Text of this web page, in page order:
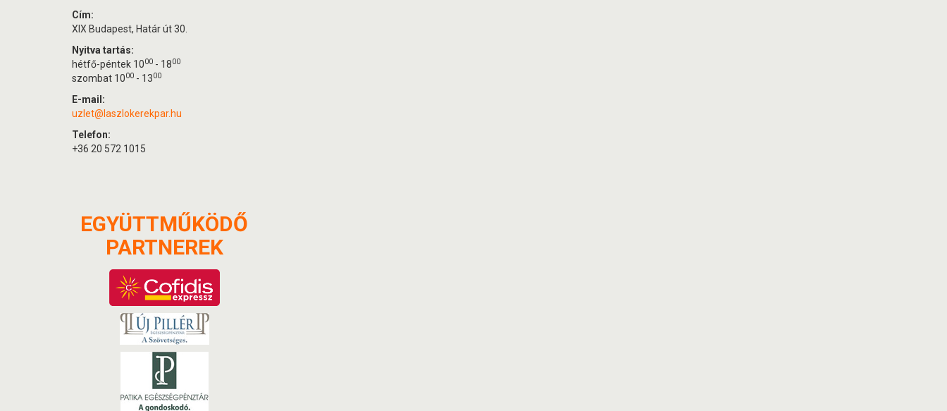
Cím:
XIX Budapest, Határ út 30.
Nyitva tartás:
hétfő-péntek 1000 - 1800
szombat 1000 - 1300
E-mail:
uzlet@laszlokerekpar.hu
Telefon:
+36 20 572 1015
EGYÜTTMŰKÖDŐ
PARTNEREK